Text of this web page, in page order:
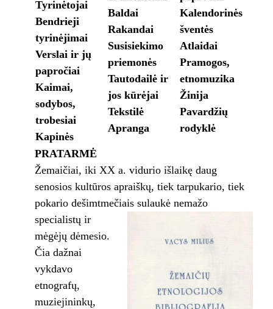
Tyrinėtojai
Bendrieji
tyrinėjimai
Verslai ir jų
papročiai
Kaimai,
sodybos,
trobesiai
Kapinės
Baldai
Rakandai
Susisiekimo
priemonės
Tautodailė ir
jos kūrėjai
Tekstilė
Apranga
Kalendorinės
šventės
Atlaidai
Pramogos,
etnomuzika
Žinija
Pavardžių
rodyklė
PRATARMĖ
Žemaičiai, iki XX a. vidurio išlaikę daug
senosios kultūros apraiškų, tiek tarpukario, tiek
pokario dešimtmečiais sulaukėnemažo
specialistų ir
mėgėjų dėmesio.
Čia dažnai
vykdavo
etnografų,
muziejininkų,